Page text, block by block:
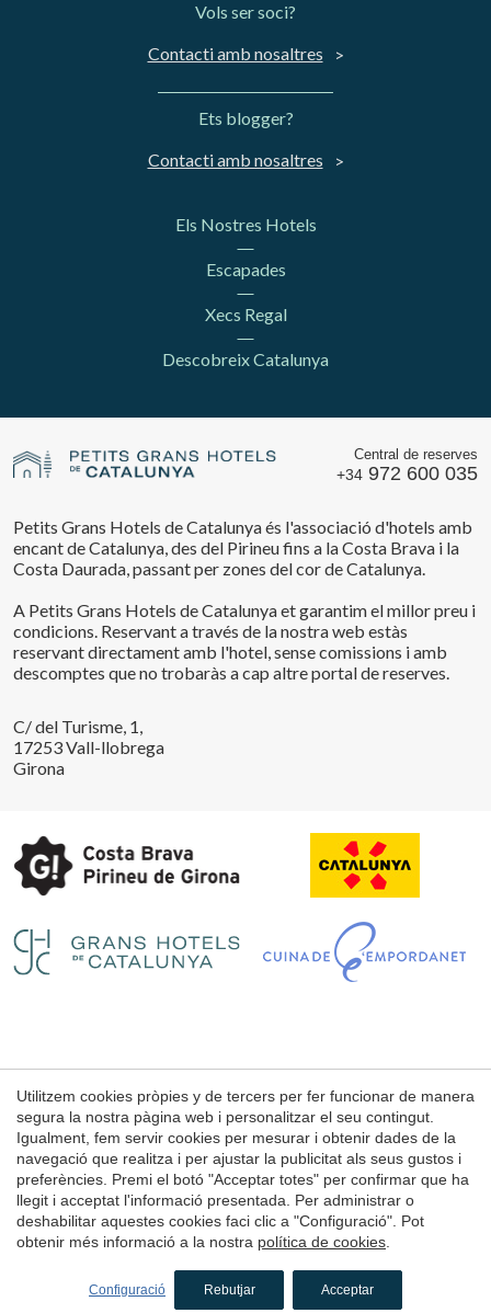
Vols ser soci?
Contacti amb nosaltres
Ets blogger?
Contacti amb nosaltres
Els Nostres Hotels
Escapades
Xecs Regal
Descobreix Catalunya
Central de reserves
+34 972 600 035
Petits Grans Hotels de Catalunya és l'associació d'hotels amb
encant de Catalunya, des del Pirineu fins a la Costa Brava i la
Costa Daurada, passant per zones del cor de Catalunya.
A Petits Grans Hotels de Catalunya et garantim el millor preu i
condicions. Reservant a través de la nostra web estàs
reservant directament amb l'hotel, sense comissions i amb
descomptes que no trobaràs a cap altre portal de reserves.
C/ del Turisme, 1,
17253 Vall-llobrega
Girona
Avís Legal
Condicions d'ús de la web
Política de Cookies
© 1998 - 2026
Petits Grans Hotels de Catalunya
byiEstrategic
Utilitzem cookies pròpies y de tercers per fer funcionar de manera
segura la nostra pàgina web i personalitzar el seu contingut.
Igualment, fem servir cookies per mesurar i obtenir dades de la
navegació que realitza i per ajustar la publicitat als seus gustos i
preferències. Premi el botó "Acceptar totes" per confirmar que ha
llegit i acceptat l'informació presentada. Per administrar o
deshabilitar aquestes cookies faci clic a "Configuració". Pot
obtenir més informació a la nostra política de cookies
Configuració Rebutjar Acceptar
Guardar configuració Acceptar totes